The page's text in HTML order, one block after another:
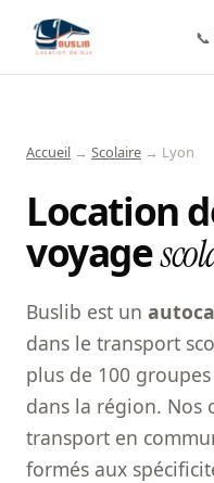
Accueil → Scolaire → Lyon
Location
voyage
Buslib est un
dans le transport
plus de 100
dans la région. Nos
transport en
formés aux